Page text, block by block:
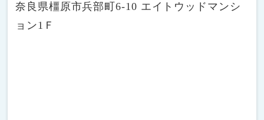
奈良県橿原市兵部町6-10 エイトウッドマンシ
ョン1Ｆ